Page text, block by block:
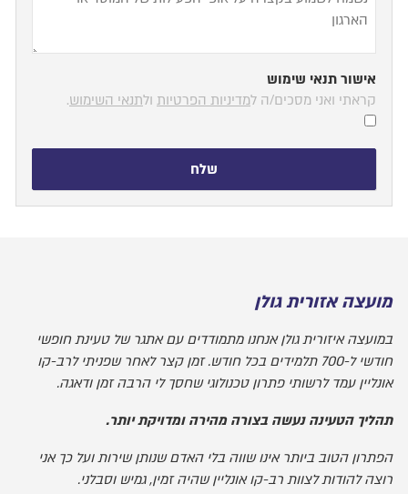
אישור תנאי שימוש
קראתי ואני מסכים/ה למדיניות הפרטיות ולתנאי השימוש.
שלח
מועצה אזורית גולן
במועצה איזורית גולן אנחנו מתמודדים עם אתגר של טעינת חופשי
חודשי ל-700 תלמידים בכל חודש. זמן קצר לאחר שפניתי לרב-קו
אונליין עמד לרשותי פתרון טכנולוגי שחסך לי הרבה זמן ודאגה.
תהליך הטעינה נעשה בצורה מהירה ומדויקת יותר.
הפתרון הטוב ביותר אינו שווה בלי האדם שנותן שירות ועל כך אני
רוצה להודות לצוות רב-קו אונליין שהיה זמין, גמיש וסבלני.